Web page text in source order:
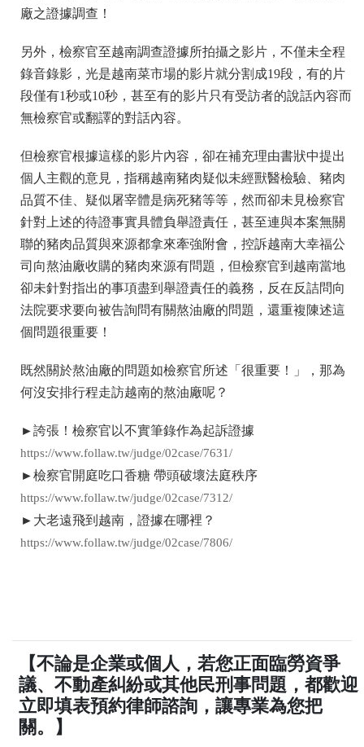
廠之證據調查！
另外，檢察官至越南調查證據所拍攝之影片，不僅未全程
錄音錄影，光是越南菜市場的影片就分割成19段，有的片
段僅有1秒或10秒，甚至有的影片只有受訪者的說話內容而
無檢察官或翻譯的對話內容。
但檢察官根據這樣的影片內容，卻在補充理由書狀中提出
個 人主觀的意見，指稱越南豬肉疑似未經獸醫檢驗、豬肉
品質不佳、疑似屠宰體是病死豬等等，然而卻未見檢察官
針對上述的待證事實具體負舉證責任，甚至連與本案無關
聯的豬肉品質與來源都拿來牽強附會，控訴越南大幸福公
司向熬油廠收購的豬肉來源有問題，但檢察官到越南當地
卻未針對指出的事項盡到舉證責任的義務，反在反詰問向
法院要求要向被告詢問有關熬油廠的問題，還重複陳述這
個問題很重要！
既然關於熬油廠的問題如檢察官所述「很重要！」，那為
何沒安排行程走訪越南的熬油廠呢？
►誇張！檢察官以不實筆錄作為起訴證據
https://www.follaw.tw/judge/02case/7631/
►檢察官開庭吃口香糖 帶頭破壞法庭秩序
https://www.follaw.tw/judge/02case/7312/
►大老遠飛到越南，證據在哪裡？
https://www.follaw.tw/judge/02case/7806/
【不論是企業或個人，若您正面臨勞資爭
議、不動產糾紛或其他民刑事問題，都歡迎
立即填表預約律師諮詢，讓專業為您把
關。】